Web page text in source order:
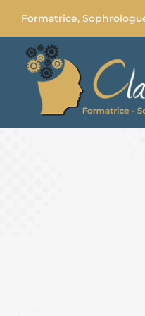
Formatrice,